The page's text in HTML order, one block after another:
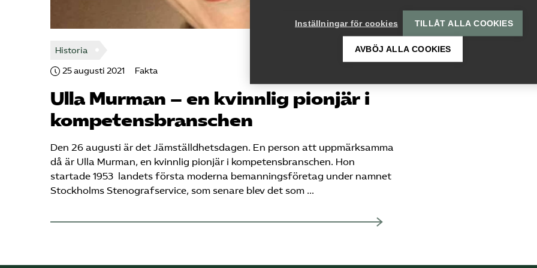
Historia
25 augusti 2021 Fakta
Ulla Murman – en kvinnlig pionjär i
kompetens­branschen
Den 26 augusti är det Jämställdhetsdagen. En person att uppmärksamma
då är Ulla Murman, en kvinnlig pionjär i kompetensbranschen. Hon
startade 1953 landets första moderna bemanningsföretag under namnet
Stockholms Stenografservice, som senare blev det som …
Inställningar för cookies TILLÅT ALLA COOKIES
AVBÖJ ALLA COOKIES